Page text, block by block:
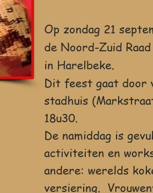
Op zondag 21
de Noord-Zuid
in Harelbeke.
Dit feest gaat door
stadhuis
18u30.
De namiddag is
activiteiten en
andere: werelds
versiering.